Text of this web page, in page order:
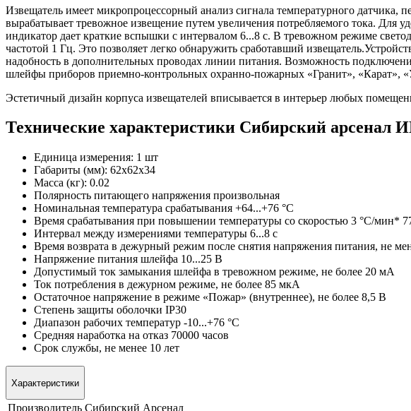
Извещатель имеет микропроцессорный анализ сигнала температурного
вырабатывает тревожное извещение путем увеличения потребляемого тока. Для
индикатор дает краткие вспышки с интервалом 6...8 с. В тревожном режиме
частотой 1 Гц. Это позволяет легко обнаружить сработавший
надобность в дополнительных проводах линии питания. Возможность
шлейфы приборов приемно-контрольных охранно-пожарных «Гранит», «Карат»,
Эстетичный дизайн корпуса извещателей вписывается в интерьер любых
Технические характеристики Сибирский арсенал
Единица измерения: 1 шт
Габариты (мм): 62x62x34
Масса (кг): 0.02
Полярность питающего напряжения произвольная
Номинальная температура срабатывания +64...+76 °С
Время срабатывания при повышении температуры со скоростью 3 °С/мин*
Интервал между измерениями температуры 6...8 с
Время возврата в дежурный режим после снятия напряжения питания, не
Напряжение питания шлейфа 10...25 В
Допустимый ток замыкания шлейфа в тревожном режиме, не более 20 мА
Ток потребления в дежурном режиме, не более 85 мкА
Остаточное напряжение в режиме «Пожар» (внутреннее), не более 8,5 В
Cтепень защиты оболочки IP30
Диапазон рабочих температур -10...+76 °С
Средняя наработка на отказ 70000 часов
Срок службы, не менее 10 лет
Характеристики
Производитель Сибирский Арсенал